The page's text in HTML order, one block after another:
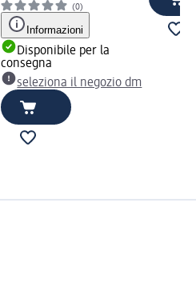
(0)
Informazioni
Disponibile per la
consegna
seleziona il negozio dm